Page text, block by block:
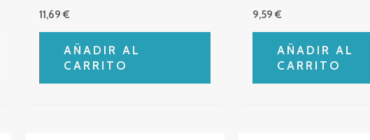
11,69€
AÑADIR AL
CARRITO
9,59€
AÑADIR AL
CARRITO